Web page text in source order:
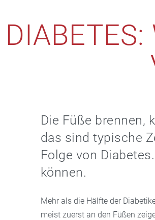
DIABETES:
Die Füße brennen,
das sind typische
Folge von
können.
Mehr als die Hälfte der
meist zuerst an den Füßen